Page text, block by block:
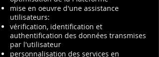
mise en oeuvre d'une assistance
utilisateurs:
vérification, identification et
authentification des données transmises
par l'utilisateur
personnalisation des services en